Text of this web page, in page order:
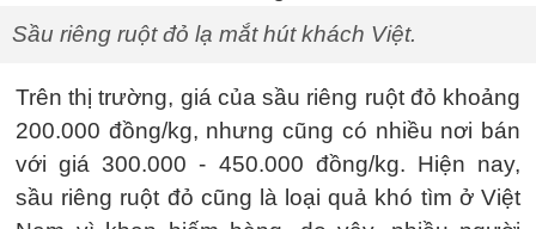
Sầu riêng ruột đỏ lạ mắt hút khách Việt.
Trên thị trường, giá của sầu riêng ruột đỏ khoảng
200.000 đồng/kg, nhưng cũng có nhiều nơi bán
với giá 300.000 - 450.000 đồng/kg. Hiện nay,
sầu riêng ruột đỏ cũng là loại quả khó tìm ở Việt